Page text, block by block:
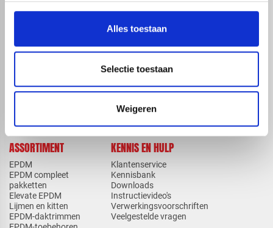
Alles toestaan
Selectie toestaan
Weigeren
ASSORTIMENT
EPDM
EPDM compleet
pakketten
Elevate EPDM
Lijmen en kitten
EPDM-daktrimmen
KENNIS EN HULP
Klantenservice
Kennisbank
Downloads
Instructievideo's
Verwerkingsvoorschriften
Veelgestelde vragen
phone_enabled +31 416 75 02 55
info@redfoxepdm.nl
check_circleA-merk met KOMO® keurmerk
Leverancier met expertise in EPDM-verwerking
40+ RedFox® dealers in NL